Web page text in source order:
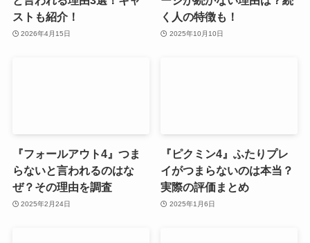
ストも紹介！
2026年4月15日
く人の特徴も！
2025年10月10日
『フォールアウト4』つま
らないと言われるのはな
ぜ？その理由を調査
2025年2月24日
『ピクミン4』ふたりプレ
イがつまらないのは本当？
実際の評価まとめ
2025年1月6日